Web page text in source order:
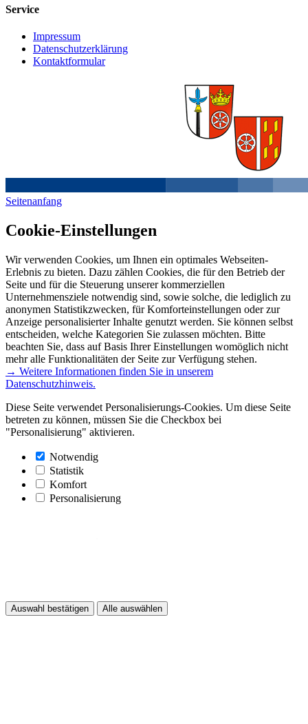
Service
Impressum
Datenschutzerklärung
Kontaktformular
Seitenanfang
Cookie-Einstellungen
Wir verwenden Cookies, um Ihnen ein optimales Webseiten-
Erlebnis zu bieten. Dazu zählen Cookies, die für den Betrieb der
Seite und für die Steuerung unserer kommerziellen
Unternehmensziele notwendig sind, sowie solche, die lediglich zu
anonymen Statistikzwecken, für Komforteinstellungen oder zur
Anzeige personalisierter Inhalte genutzt werden. Sie können selbst
entscheiden, welche Kategorien Sie zulassen möchten. Bitte
beachten Sie, dass auf Basis Ihrer Einstellungen womöglich nicht
mehr alle Funktionalitäten der Seite zur Verfügung stehen.
→ Weitere Informationen finden Sie in unserem
Datenschutzhinweis.
Diese Seite verwendet Personalisierungs-Cookies. Um diese Seite
betreten zu können, müssen Sie die Checkbox bei
"Personalisierung" aktivieren.
Notwendig
Statistik
Komfort
Personalisierung
Auswahl bestätigen Alle auswählen